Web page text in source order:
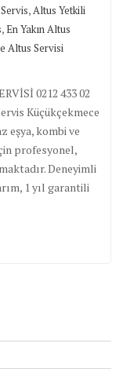
,Altus Yetkili
,En Yakın Altus
Altus Servisi
0212 433 02
Küçükçekmece
eşya, kombi ve
profesyonel,
Deneyimli
1 yıl garantili